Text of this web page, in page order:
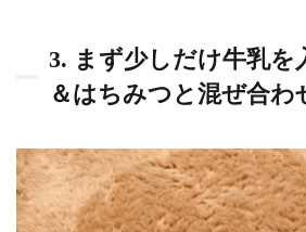
3. まず少しだけ牛乳を
＆はちみつと混ぜ合わ